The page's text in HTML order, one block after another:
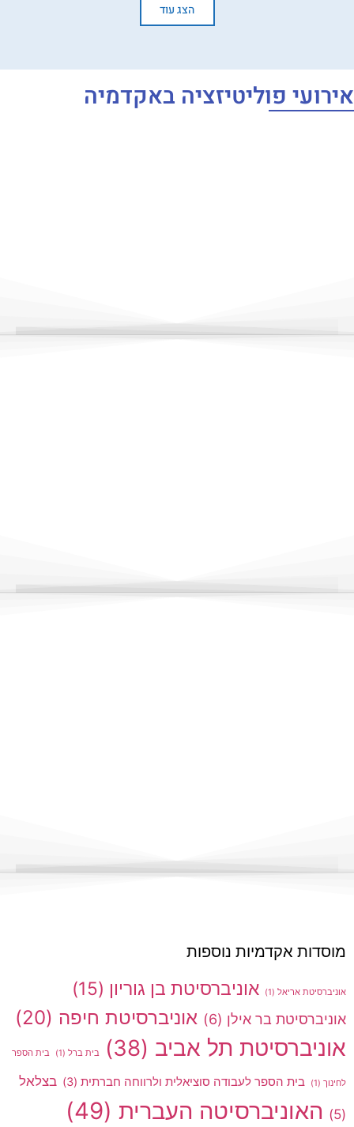
הצג עוד
אירועי פוליטיזציה באקדמיה
מוסדות אקדמיות נוספות
אוניברסיטת אריאל (1) אוניברסיטת בן גוריון (15)
אוניברסיטת בר אילן (6) אוניברסיטת חיפה (20)
אוניברסיטת תל אביב (38) בית ברל (1) בית הספר
לחינוך (1) בית הספר לעבודה סוציאלית ולרווחה חברתית (3)
בצלאל
(5)
האוניברסיטה העברית (49)